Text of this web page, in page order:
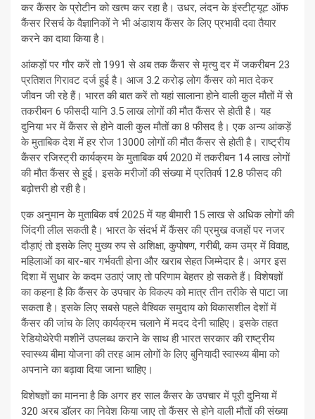
कर कैंसर के प्रोटीन को खत्म कर रहा है। उधर, लंदन के इंस्टीट्यूट ऑफ
कैंसर रिसर्च के वैज्ञानिकों ने भी अंडाशय कैंसर के लिए प्रभावी दवा तैयार
करने का दावा किया है।
आंकड़ों पर गौर करें तो 1991 से अब तक कैंसर से मृत्यु दर में जकरीबन 23
प्रतिशत गिरावट दर्ज हुई है। आज 3.2 करोड़ लोग कैंसर को मात देकर
जीवन जी रहे हैं। भारत की बात करें तो यहां सालाना होने वाली कुल मौतों में से
तकरीबन 6 फीसदी यानि 3.5 लाख लोगों की मौत कैंसर से होती है। यह
दुनिया भर में कैंसर से होने वाली कुल मौतों का 8 फीसद है। एक अन्य आंकड़ें
के मुताबिक देश में हर रोज 13000 लोगों की मौत कैंसर से होती है। राष्ट्रीय
कैंसर रजिस्ट्री कार्यक्रम के मुताबिक वर्ष 2020 में तकरीबन 14 लाख लोगों
की मौत कैंसर से हुई। इसके मरीजों की संख्या में प्रतिवर्ष 12.8 फीसद की
बढ़ोत्तरी हो रही है।
एक अनुमान के मुताबिक वर्ष 2025 में यह बीमारी 15 लाख से अधिक लोगों की
जिंदगी लील सकती है। भारत के संदर्भ में कैंसर की प्रमुख वजहों पर नजर
दौड़ाएं तो इसके लिए मुख्य रुप से अशिक्षा, कुपोषण, गरीबी, कम उम्र में विवाह,
महिलाओं का बार-बार गर्भवती होना और खराब सेहत जिम्मेदार है। अगर इस
दिशा में सुधार के कदम उठाएं जाए तो परिणाम बेहतर हो सकते हैं। विशेषज्ञों
का कहना है कि कैंसर के उपचार के विकल्प को मात्र तीन तरीके से पाटा जा
सकता है। इसके लिए सबसे पहले वैश्विक समुदाय को विकासशील देशों में
कैंसर की जांच के लिए कार्यक्रम चलाने में मदद देनी चाहिए। इसके तहत
रेडियोथेरेपी मशीनें उपलब्ध कराने के साथ ही भारत सरकार की राष्ट्रीय
स्वास्थ्य बीमा योजना की तरह आम लोगों के लिए बुनियादी स्वास्थ्य बीमा को
अपनाने का बढ़ावा दिया जाना चाहिए।
विशेषज्ञों का मानना है कि अगर हर साल कैंसर के उपचार में पूरी दुनिया में
320 अरब डॉलर का निवेश किया जाए तो कैंसर से होने वाली मौतों की संख्या